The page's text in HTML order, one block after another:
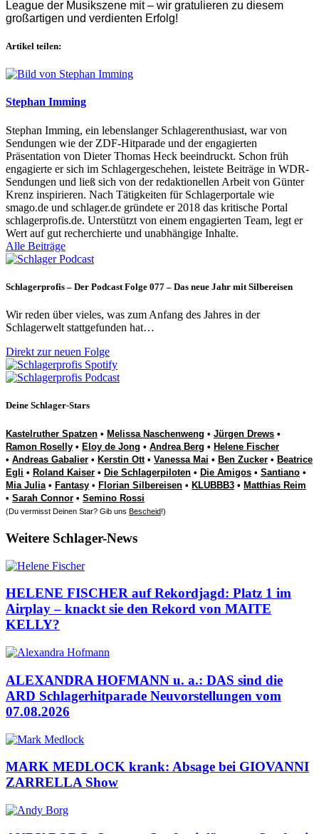
League der Musikszene mit – wir gratulieren zu diesem
großartigen und verdienten Erfolg!
Artikel teilen:
Stephan Imming
Stephan Imming, ein lebenslanger Schlagerenthusiast, war von
Sendungen wie der ZDF-Hitparade und der engagierten
Präsentation von Dieter Thomas Heck beeindruckt. Schon früh
engagierte er sich im Schlagergeschehen, leistete Beiträge in WDR-
Sendungen und ließ sich von der redaktionellen Arbeit von Günter
Krenz inspirieren. Nach Tätigkeiten für Schlagerportale wie
smago.de und schlager.de gründete er 2018 das kritische Portal
schlagerprofis.de. Unterstützt von einem engagierten Team, legt er
Wert auf gut recherchierte und unabhängige Inhalte.
Alle Beiträge
Schlagerprofis – Der Podcast Folge 077 – Das neue Jahr mit Silbereisen
Wir reden über vieles, was zum Anfang des Jahres in der
Schlagerwelt stattgefunden hat…
Direkt zur neuen Folge
Deine Schlager-Stars
Kastelruther Spatzen • Melissa Naschenweng • Jürgen Drews •
Ramon Roselly • Eloy de Jong • Andrea Berg • Helene Fischer
• Andreas Gabalier • Kerstin Ott• Vanessa Mai • Ben Zucker • Beatrice
Egli • Roland Kaiser • Die Schlagerpiloten • Die Amigos • Santiano •
Mia Julia• Fantasy • Florian Silbereisen • KLUBBB3 • Matthias Reim
• Sarah Connor • Semino Rossi
(Du vermisst Deinen Star? Gib uns Bescheid!)
Weitere Schlager-News
HELENE FISCHER auf Rekordjagd: Platz 1 im
Airplay – knackt sie den Rekord von MAITE
KELLY?
ALEXANDRA HOFMANN u. a.: DAS sind die
ARD Schlagerhitparade Neuvorstellungen vom
07.08.2026
MARK MEDLOCK krank: Absage bei GIOVANNI
ZARRELLA Show